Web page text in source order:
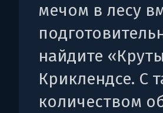
мечом в лесу
найдите
Криклендсе. С
количеством